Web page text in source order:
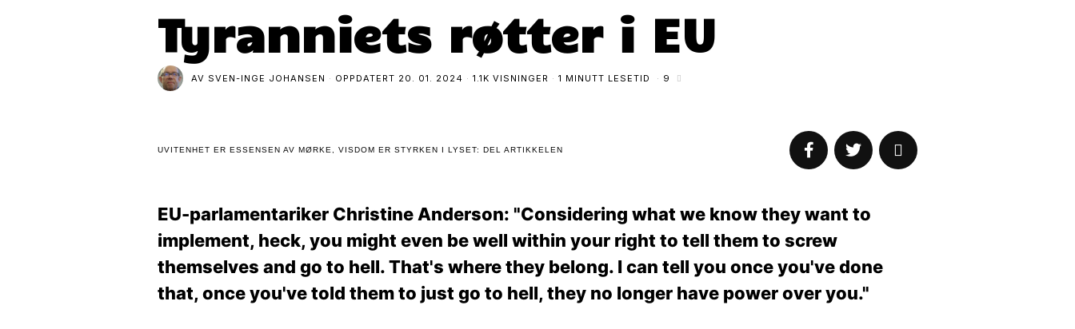
Tyranniets røtter i EU
AV SVEN-INGE JOHANSEN OPPDATERT 20. 01. 2024 1.1K VISNINGER 1 MINUTT LESETID 9
UVITENHET ER ESSENSEN AV MØRKE, VISDOM ER STYRKEN I LYSET: DEL ARTIKKELEN
EU-parlamentariker Christine Anderson: "Considering what we know they want to
implement, heck, you might even be well within your right to tell them to screw
themselves and go to hell. That's where they belong. I can tell you once you've done
that, once you've told them to just go to hell, they no longer have power over you."